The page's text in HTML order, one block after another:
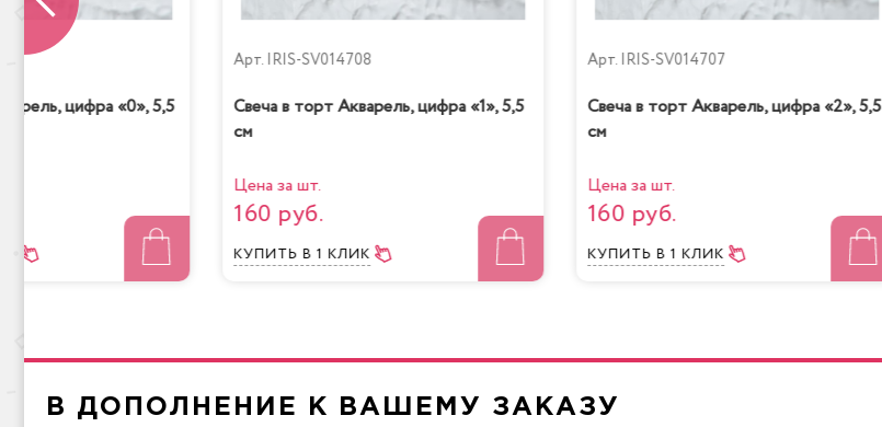
цифра «0», 5,5
Арт. IRIS-SV014708
Свеча в торт Акварель, цифра «1», 5,5
см
Цена за шт.
160 руб.
КУПИТЬВ 1 КЛИК
Арт. IRIS-SV014707
Свеча в торт Акварель, цифра «2», 5,5
см
Цена за шт.
160 руб.
КУПИТЬ В 1 КЛИК
В ДОПОЛНЕНИЕ К ВАШЕМУ ЗАКАЗУ